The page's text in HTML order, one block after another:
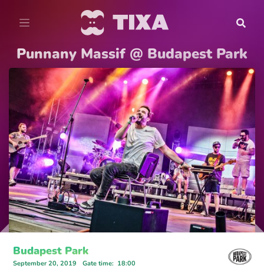
Punnany Massif @ Budapest Park
Budapest Park
September 20, 2019 Gate time: 18:00